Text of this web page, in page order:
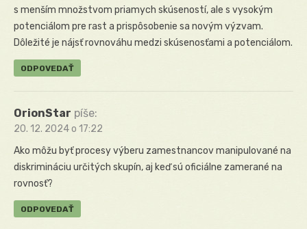
s menším množstvom priamych skúseností, ale s vysokým
potenciálom pre rast a prispôsobenie sa novým výzvam.
Dôležité je nájsť rovnováhu medzi skúsenosťami a potenciálom.
ODPOVEDAŤ
OrionStar píše:
20. 12. 2024 o 17:22
Ako môžu byť procesy výberu zamestnancov manipulované na
diskrimináciu určitých skupín, aj keď sú oficiálne zamerané na
rovnosť?
ODPOVEDAŤ